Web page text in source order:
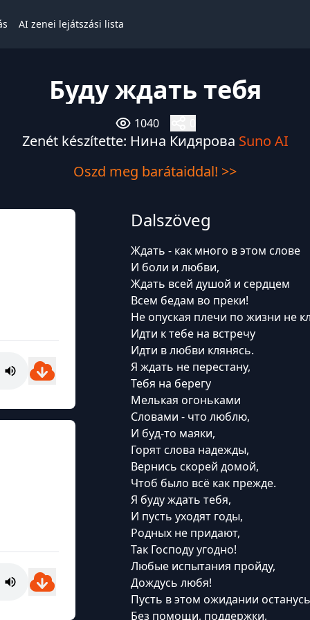
AI zenei lejátszási lista
Буду ждать тебя
1040
Zenét készítette: Нина Кидярова Suno AI
Oszd meg barátaiddal! >>
Dalszöveg
Ждать - как много в этом слове
И боли и любви,
Ждать всей душой и сердцем
Всем бедам во преки!
Не опуская плечи по жизни не
Идти к тебе на встречу
Идти в любви клянясь.
Я ждать не перестану,
Тебя на берегу
Мелькая огоньками
Словами - что люблю,
И буд-то маяки,
Горят слова надежды,
Вернись скорей домой,
Чтоб было всё как прежде.
Я буду ждать тебя,
И пусть уходят годы,
Родных не придают,
Так Господу угодно!
Любые испытания пройду,
Дождусь любя!
Пусть в этом ожидании
Без помощи, поддержки,